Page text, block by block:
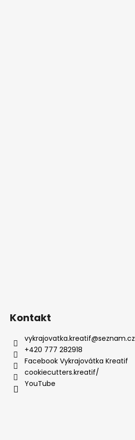
Kontakt
vykrajovatka.kreatif@seznam.cz
+420 777 282918
Facebook Vykrajovátka Kreatif
cookiecutters.kreatif/
YouTube